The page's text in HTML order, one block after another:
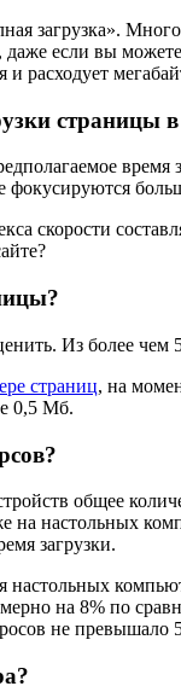
загрузка».
если вы можете
и расходует
страницы
фокусируются
скорости
Из более
страниц, на
0,5 Мб.
общее
на настольных
загрузки.
настольных
на 8% по
не превышало